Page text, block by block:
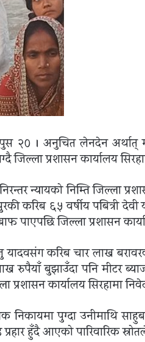
२० । अनुचित लेनदेन अर्थात्
जिल्ला प्रशासन कार्यालय
न्यायको निम्ति जिल्ला
करिब ६५ वर्षीय पबित्री
पाएपछि जिल्ला प्रशासन
यादवसंग करिब चार लाख
रुपैयाँ बुझाउँदा पनि मीटर
प्रशासन कार्यालय सिरहामा
निकायमा पुग्दा उनीमाथि
हुँदै आएको पारिवारिक